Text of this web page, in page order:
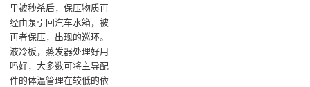
里被秒杀后，保压物质再
经由泵引回汽车水箱，被
再者保压，出现的巡环。
液冷板，蒸发器处理好用
吗好，大多数可将主导配
件的体温管理在较低的依